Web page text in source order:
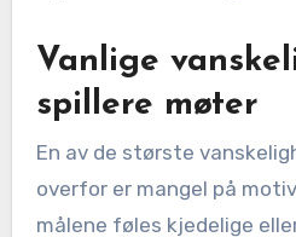
Vanlige
spillere møter
En av de største
overfor er mangel på
målene føles kjedelige